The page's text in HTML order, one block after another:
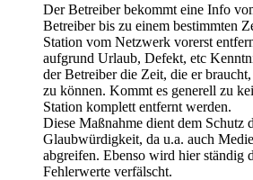
Der Betreiber bekommt eine Info
Betreiber bis zu einem bestimmten
Station vom Netzwerk vorerst
aufgrund Urlaub, Defekt, etc
der Betreiber die Zeit, die er
zu können. Kommt es generell zu
Station komplett entfernt werden.
Diese Maßnahme dient dem Schutz
Glaubwürdigkeit, da u.a. auch
abgreifen. Ebenso wird hier ständig
Fehlerwerte verfälscht.